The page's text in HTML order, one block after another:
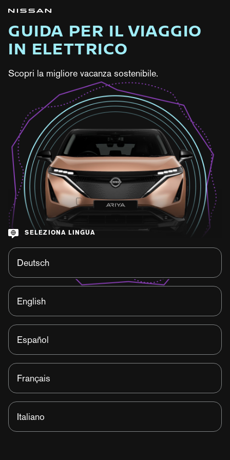
GUIDA PER IL VIAGGIO
IN ELETTRICO
Scopri la migliore vacanza sostenibile.
SELEZIONA LINGUA
Deutsch
English
Español
Français
Italiano